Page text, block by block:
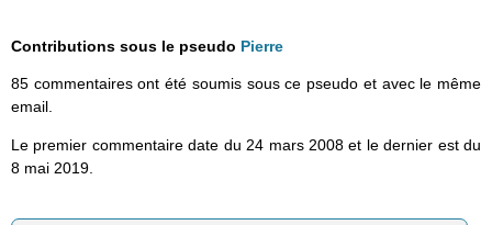
Contributions sous le pseudo Pierre
85 commentaires ont été soumis sous ce pseudo et avec le même
email.
Le premier commentaire date du 24 mars 2008 et le dernier est du
8 mai 2019.